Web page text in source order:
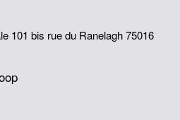
101 bis rue du Ranelagh75016